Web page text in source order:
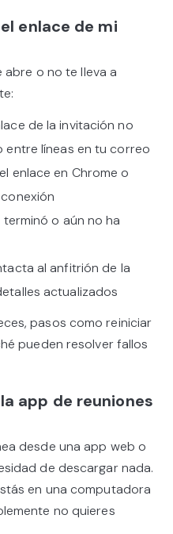
enlace de mi
abre o no te lleva a
de la invitación no
líneas en tu correo
enlace en Chrome o
o aún no ha
al anfitrión de la
actualizados
pasos como reiniciar
pueden resolver fallos
app de reuniones
desde una app web o
de descargar nada.
en una computadora
no quieres